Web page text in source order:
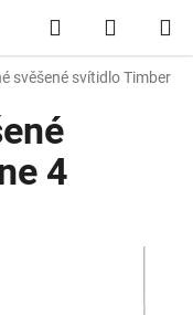
Hledat
KOŠÍK
svěšené svítidlo Timber
4